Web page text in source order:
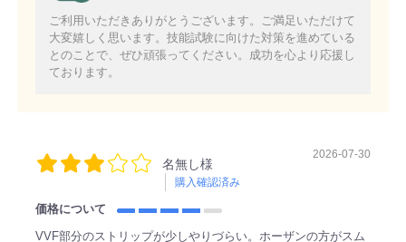
ご利用いただきありがとうございます。ご満足いただけて
大変嬉しく思います。技能試験に向けた対策を進めている
とのことで、ぜひ頑張ってください。成功を心より応援し
ております。
名無し様
購入確認済み
2026-07-30
価格について
VVF部分のストリップが少しやりづらい。ホーザンの方がスム